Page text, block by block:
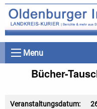
Menu
Bücher-
Veranstaltungsdatum: